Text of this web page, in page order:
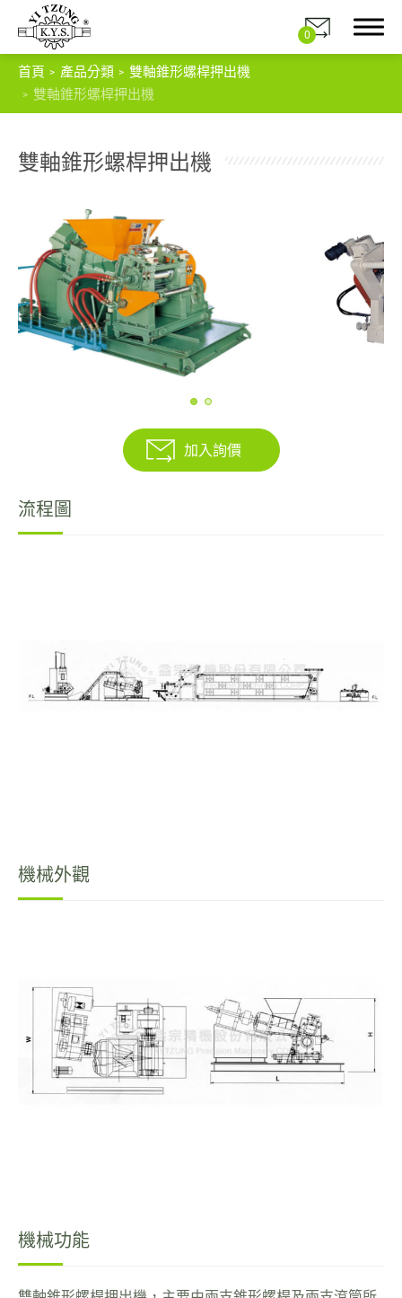
0
首頁 產品分類
雙軸錐形螺桿押出機
雙軸錐形螺桿押出機
雙軸錐形螺桿押出機
加入詢價
流程圖
機械外觀
機械功能
產品分類
密封式高速混合機
橡膠塑膠揑合機
混合機
雙軸錐形螺桿押出機
過濾型押出機
冷膠機
斗式輸送機
聯絡我們
繁體中文
English